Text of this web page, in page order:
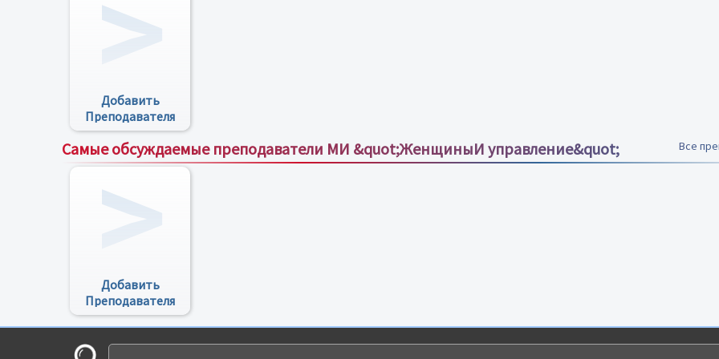
Добавить
Преподавателя
Самые обсуждаемые преподаватели МИ &quot;ЖенщиныИ управление&quot; Все
Добавить
Преподавателя